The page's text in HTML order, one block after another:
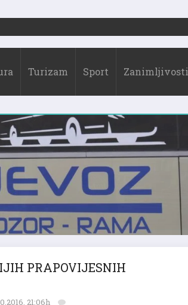
Turizam Sport Zanimljivosti
PRAPOVIJESNIH
21:06h